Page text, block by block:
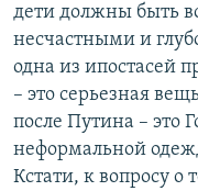
дети должны быть
несчастными и
одна из ипостасей
– это серьезная
после Путина – это
неформальной
Кстати, к вопросу о